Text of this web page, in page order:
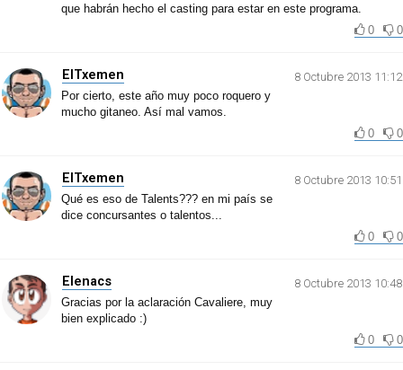
que habrán hecho el casting para estar en este programa.
0
0
ElTxemen
8 Octubre 2013 11:12
Por cierto, este año muy poco roquero y
mucho gitaneo. Así mal vamos.
0
0
ElTxemen
8 Octubre 2013 10:51
Qué es eso de Talents??? en mi país se
dice concursantes o talentos...
0
0
Elenacs
8 Octubre 2013 10:48
Gracias por la aclaración Cavaliere, muy
bien explicado :)
0
0